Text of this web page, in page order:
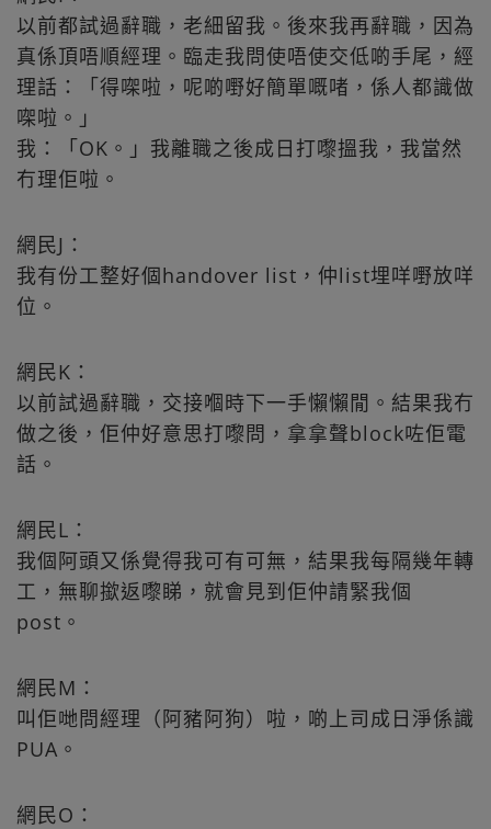
以前都試過辭職，老細留我。後來我再辭職，因為
真係頂唔順經理。臨走我問使唔使交低啲手尾，經
理話：「得㗎啦，呢啲嘢好簡單嘅啫，係人都識做
㗎啦。」
我：「OK。」我離職之後成日打嚟搵我，我當然
冇理佢啦。
網民J：
我有份工整好個handover list，仲list埋咩嘢放咩
位。
網民K：
以前試過辭職，交接嗰時下一手懶懶閒。結果我冇
做之後，佢仲好意思打嚟問，拿拿聲block咗佢電
話。
網民L：
我個阿頭又係覺得我可有可無，結果我每隔幾年轉
工，無聊撳返嚟睇，就會見到佢仲請緊我個
post。
網民M：
叫佢哋問經理（阿豬阿狗）啦，啲上司成日淨係識
PUA。
網民O：